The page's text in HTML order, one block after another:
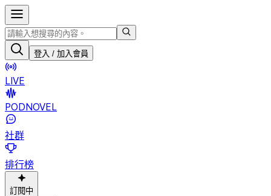
登入 / 加入會員
LIVE
PODNOVEL
社群
排行榜
訂閱中